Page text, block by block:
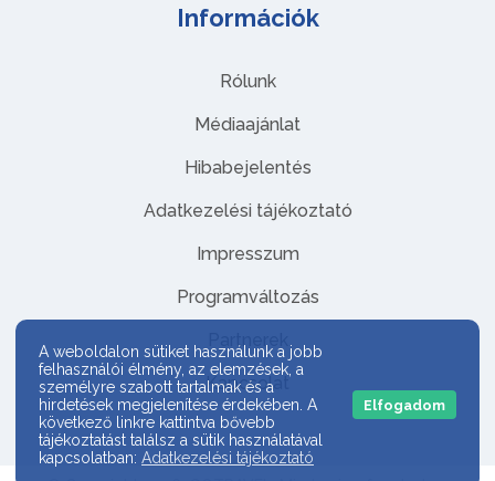
Információk
Rólunk
Médiaajánlat
Hibabejelentés
Adatkezelési tájékoztató
Impresszum
Programváltozás
Partnerek
Kapcsolat
A weboldalon sütiket használunk a jobb
felhasználói élmény, az elemzések, a
személyre szabott tartalmak és a
hirdetések megjelenítése érdekében. A
következő linkre kattintva bővebb
tájékoztatást találsz a sütik használatával
kapcsolatban: Adatkezelési tájékoztató
Elfogadom